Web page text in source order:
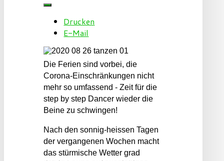
Drucken
E-Mail
Die Ferien sind vorbei, die
Corona-Einschränkungen nicht
mehr so umfassend - Zeit für die
step by step Dancer wieder die
Beine zu schwingen!
Nach den sonnig-heissen Tagen
der vergangenen Wochen macht
das stürmische Wetter grad